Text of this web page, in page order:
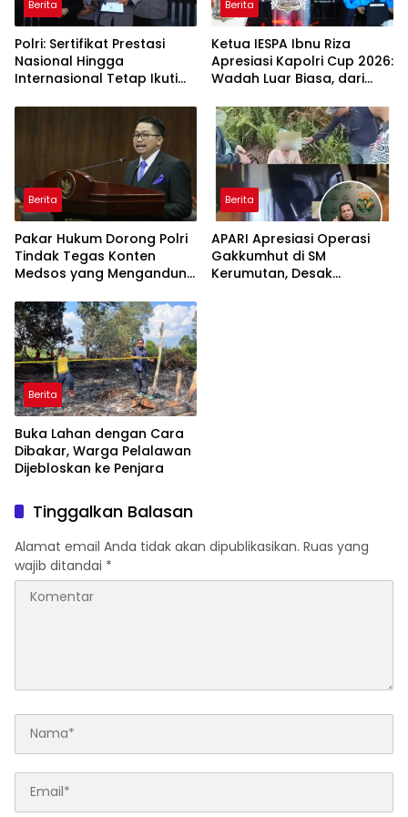
Berita
Polri: Sertifikat Prestasi
Nasional Hingga
Internasional Tetap Ikuti
Rekrutmen Polri
Berita
Ketua IESPA Ibnu Riza
Apresiasi Kapolri Cup 2026:
Wadah Luar Biasa, dari
Nasional
Berita
Pakar Hukum Dorong Polri
Tindak Tegas Konten
Medsos yang Mengandung
Berita
APARI Apresiasi Operasi
Gakkumhut di SM
Kerumutan, Desak
Berita
Buka Lahan dengan Cara
Dibakar, Warga Pelalawan
Dijebloskan ke Penjara
Tinggalkan Balasan
Alamat email Anda tidak akan dipublikasikan. Ruas yang
wajib ditandai *